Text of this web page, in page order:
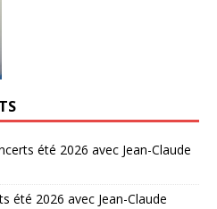
été 2026 avec Jean-Claude
été 2026 avec Jean-Claude